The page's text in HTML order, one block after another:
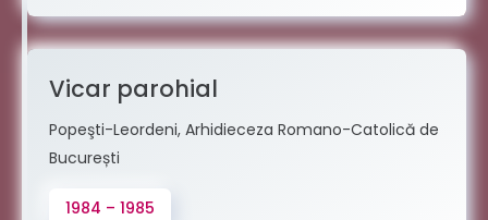
Vicar parohial
Popeşti-Leordeni, Arhidieceza Romano-Catolică de
București
1984 – 1985